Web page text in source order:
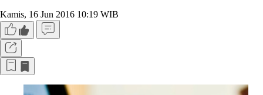
Kamis, 16 Jun 2016 10:19 WIB